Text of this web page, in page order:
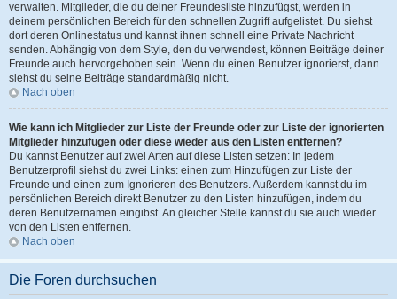
verwalten. Mitglieder, die du deiner Freundesliste hinzufügst, werden in
deinem persönlichen Bereich für den schnellen Zugriff aufgelistet. Du siehst
dort deren Onlinestatus und kannst ihnen schnell eine Private Nachricht
senden. Abhängig von dem Style, den du verwendest, können Beiträge deiner
Freunde auch hervorgehoben sein. Wenn du einen Benutzer ignorierst, dann
siehst du seine Beiträge standardmäßig nicht.
Nach oben
Wie kann ich Mitglieder zur Liste der Freunde oder zur Liste der ignorierten
Mitglieder hinzufügen oder diese wieder aus den Listen entfernen?
Du kannst Benutzer auf zwei Arten auf diese Listen setzen: In jedem
Benutzerprofil siehst du zwei Links: einen zum Hinzufügen zur Liste der
Freunde und einen zum Ignorieren des Benutzers. Außerdem kannst du im
persönlichen Bereich direkt Benutzer zu den Listen hinzufügen, indem du
deren Benutzernamen eingibst. An gleicher Stelle kannst du sie auch wieder
von den Listen entfernen.
Nach oben
Die Foren durchsuchen